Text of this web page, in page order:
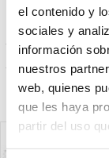
el contenido y
sociales y
información
nuestros
web, quienes
que les haya
partir del uso
PRODUCTOS